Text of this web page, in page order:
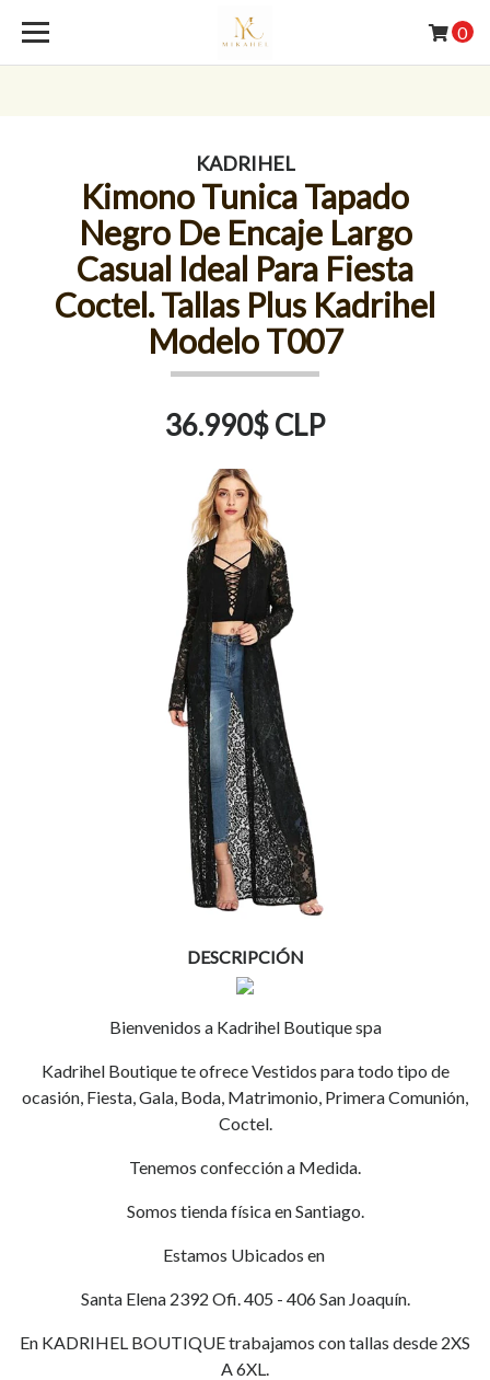
0
KADRIHEL
Kimono Tunica Tapado
Negro De Encaje Largo
Casual Ideal Para Fiesta
Coctel. Tallas Plus Kadrihel
Modelo T007
36.990$ CLP
DESCRIPCIÓN
Bienvenidos a Kadrihel Boutique spa
Kadrihel Boutique te ofrece Vestidos para todo tipo de
ocasión, Fiesta, Gala, Boda, Matrimonio, Primera Comunión,
Coctel.
Tenemos confección a Medida.
Somos tienda física en Santiago.
Estamos Ubicados en
Santa Elena 2392 Ofi. 405 - 406 San Joaquín.
En KADRIHEL BOUTIQUE trabajamos con tallas desde 2XS
A 6XL.